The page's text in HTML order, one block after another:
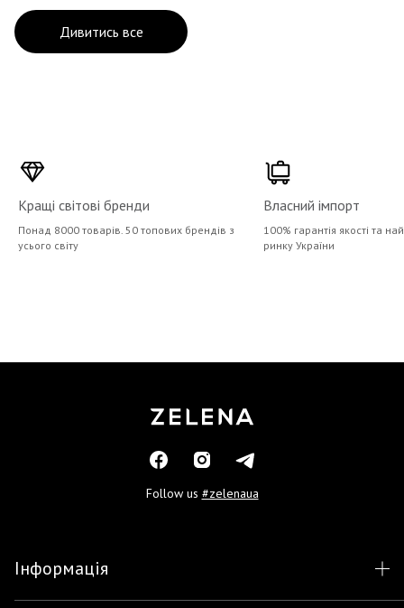
Дивитись все
Кращі світові бренди
Понад 8000 товарів. 50 топових брендів з
усього світу
Власний імпорт
100% гарантія якості та
ринку України
Follow us #zelenaua
Інформація